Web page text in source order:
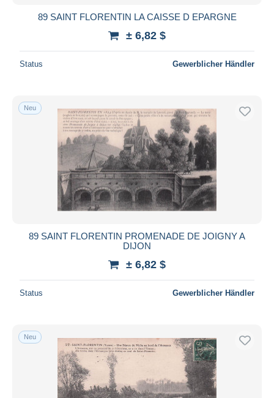
89 SAINT FLORENTIN LA CAISSE D EPARGNE
± 6,82 $
Status Gewerblicher Händler
Neu
89 SAINT FLORENTIN PROMENADE DE JOIGNY A
DIJON
± 6,82 $
Status Gewerblicher Händler
Neu